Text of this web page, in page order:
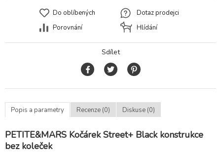
Do oblíbených
Porovnání
Dotaz prodejci
Hlídání
Sdílet
Popis a parametry Recenze (0) Diskuse (0)
PETITE&MARS Kočárek Street+ Black konstrukce
bez koleček